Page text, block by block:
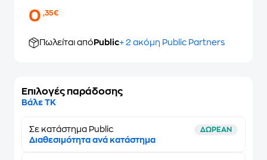
0,35€
Πωλείται από Public+ 2 ακόμη Public Partners
Επιλογές παράδοσης
Βάλε ΤΚ
Σε κατάστημα Public ΔΩΡΕΑΝ
Διαθεσιμότητα ανά κατάστημα